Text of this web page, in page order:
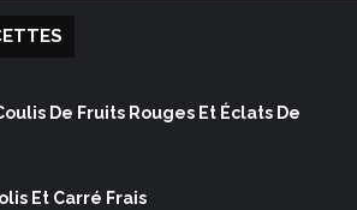
De Fruits Rouges Et Éclats De
Et Carré Frais